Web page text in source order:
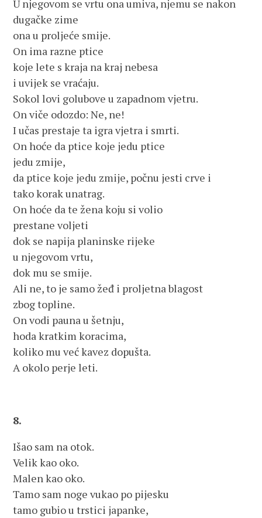
U njegovom se vrtu ona umiva, njemu se nakon
dugačke zime
ona u proljeće smije.
On ima razne ptice
koje lete s kraja na kraj nebesa
i uvijek se vraćaju.
Sokol lovi golubove u zapadnom vjetru.
On viče odozdo: Ne, ne!
I učas prestaje ta igra vjetra i smrti.
On hoće da ptice koje jedu ptice
jedu zmije,
da ptice koje jedu zmije, počnu jesti crve i
tako korak unatrag.
On hoće da te žena koju si volio
prestane voljeti
dok se napija planinske rijeke
u njegovom vrtu,
dok mu se smije.
Ali ne, to je samo žeđ i proljetna blagost
zbog topline.
On vodi pauna u šetnju,
hoda kratkim koracima,
koliko mu već kavez dopušta.
A okolo perje leti.
8.
Išao sam na otok.
Velik kao oko.
Malen kao oko.
Tamo sam noge vukao po pijesku
tamo gubio u trstici japanke,